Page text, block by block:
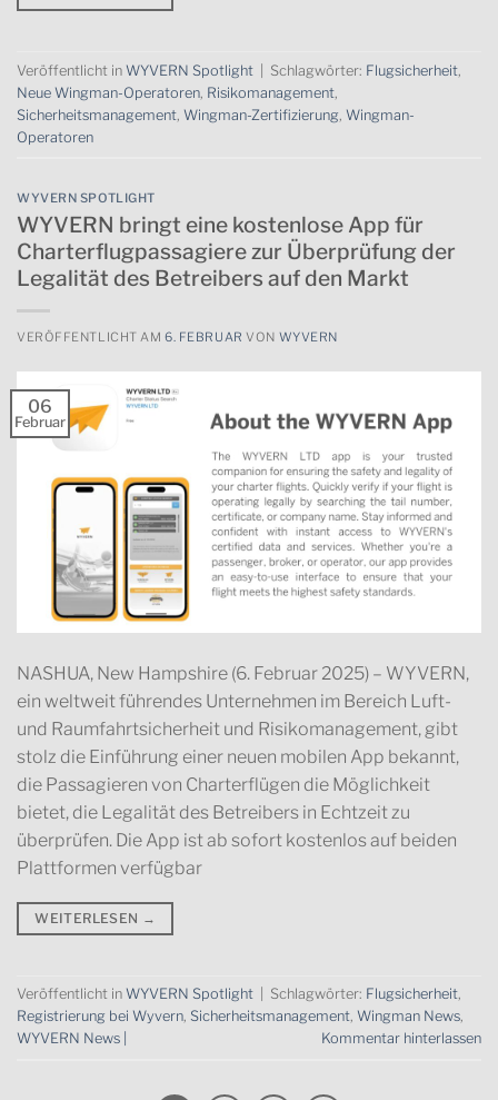
Veröffentlicht in WYVERN Spotlight Schlagwörter: Flugsicherheit,
Neue Wingman-Operatoren, Risikomanagement,
Sicherheitsmanagement, Wingman-Zertifizierung, Wingman-
Operatoren
WYVERN SPOTLIGHT
WYVERN bringt eine kostenlose App für
Charterflugpassagiere zur Überprüfung der
Legalität des Betreibers auf den Markt
VERÖFFENTLICHT AM6. FEBRUAR VON WYVERN
06
Februar
NASHUA, New Hampshire (6. Februar 2025) – WYVERN,
ein weltweit führendes Unternehmen im Bereich Luft-
und Raumfahrtsicherheit und Risikomanagement, gibt
stolz die Einführung einer neuen mobilen App bekannt,
die Passagieren von Charterflügen die Möglichkeit
bietet, die Legalität des Betreibers in Echtzeit zu
überprüfen. Die App ist ab sofort kostenlos auf beiden
Plattformen verfügbar
WEITERLESEN →
Veröffentlicht in WYVERN Spotlight Schlagwörter: Flugsicherheit,
Registrierung bei Wyvern, Sicherheitsmanagement, Wingman News,
WYVERN News |
Kommentar hinterlassen